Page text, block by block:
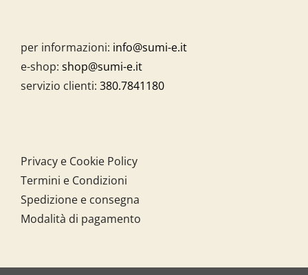
per informazioni: info@sumi-e.it
e-shop: shop@sumi-e.it
servizio clienti: 380.7841180
Privacy e Cookie Policy
Termini e Condizioni
Spedizione e consegna
Modalità di pagamento